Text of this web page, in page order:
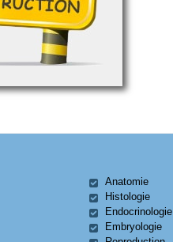
Anatomie
Histologie
Endocrinologie
Embryologie